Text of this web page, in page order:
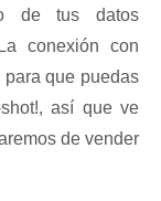
de tus datos
conexión con
que puedas
así que ve
de vender